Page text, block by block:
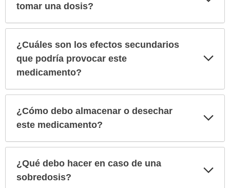
tomar una dosis?
¿Cuáles son los efectos secundarios
que podría provocar este
medicamento?
¿Cómo debo almacenar o desechar
este medicamento?
¿Qué debo hacer en caso de una
sobredosis?